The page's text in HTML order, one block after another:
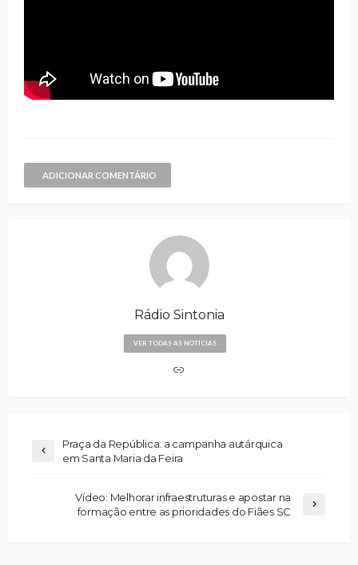
ADICIONAR COMENTÁRIO
Rádio Sintonia
VER TODAS AS NOTÍCIAS
Praça da República: a campanha autárquica
em Santa Maria da Feira
Vídeo: Melhorar infraestruturas e apostar na
formação entre as prioridades do Fiães SC